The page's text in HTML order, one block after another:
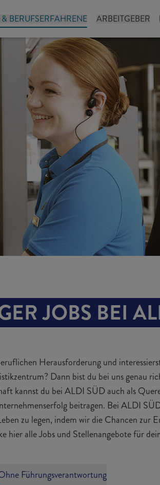
BERUFSERFAHRENE ARBEITGEBER
JOBS BEI
Herausforderung und
Dann bist du bei uns genau
kannst du bei ALDI SÜD auch als
beitragen. Bei ALDI
zu legen, indem wir die Chancen zur
hier alle Jobs und Stellenangebote für
Führungsverantwortung
D)